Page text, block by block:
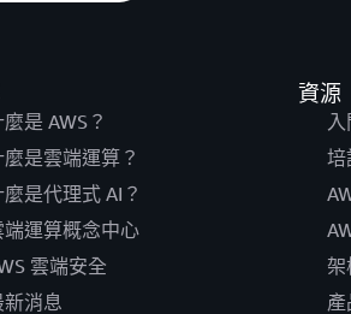
是 AWS？
麼是雲端運算？
是代理式 AI？
端運算概念中心
雲端安全
新消息
資源
培
架